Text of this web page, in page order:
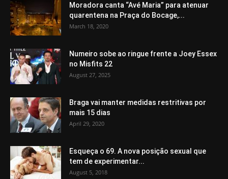
Moradora canta “Avé Maria” para atenuar
quarentena na Praça do Bocage,...
March 18, 2020
Numeiro sobe ao ringue frente a Joey Essex
no Misfits 22
August 27, 2025
Braga vai manter medidas restritivas por
mais 15 dias
April 29, 2020
Esqueça o 69. A nova posição sexual que
tem de experimentar...
August 5, 2018